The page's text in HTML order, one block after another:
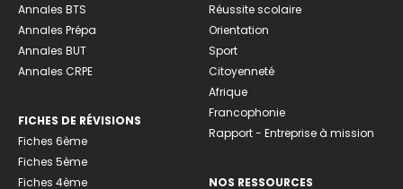
Annales BTS
Annales Prépa
Annales BUT
Annales CRPE
FICHES DE RÉVISIONS
Fiches 6ème
Fiches 5ème
Fiches 4ème
Réussite scolaire
Orientation
Sport
Citoyenneté
Afrique
Francophonie
Rapport - Entreprise à mission
NOS RESSOURCES